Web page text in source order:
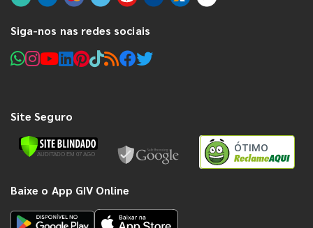
Siga-nos nas redes sociais
Site Seguro
ÓTIMO
Baixe o App GIV Online